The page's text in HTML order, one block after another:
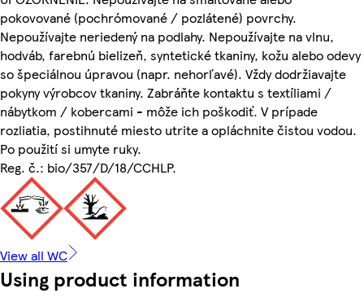
pokovované (pochrómované / pozlátené) povrchy.
Nepoužívajte neriedený na podlahy. Nepoužívajte na vlnu,
hodváb, farebnú bielizeň, syntetické tkaniny, kožu alebo odevy
so špeciálnou úpravou (napr. nehorľavé). Vždy dodržiavajte
pokyny výrobcov tkaniny. Zabráňte kontaktu s textíliami /
nábytkom / kobercami - môže ich poškodiť. V prípade
rozliatia, postihnuté miesto utrite a opláchnite čistou vodou.
Po použití si umyte ruky.
Reg. č.: bio/357/D/18/CCHLP.
View all WC
Using product information